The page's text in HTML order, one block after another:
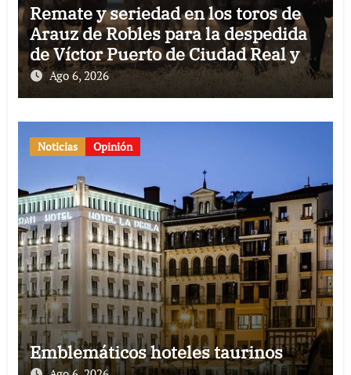
Remate y seriedad en los toros de
Arauz de Robles para la despedida
de Víctor Puerto de Ciudad Real y el
gran momento de Luque y Navalón
Ago 6, 2026
Noticias Opinión
Emblemáticos hoteles taurinos